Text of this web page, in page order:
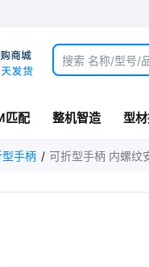
匹配 整机智造 型
手柄 可折型手柄 内螺纹